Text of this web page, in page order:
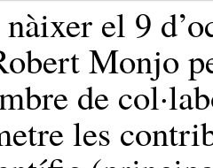
el 9
Monjo
de
les